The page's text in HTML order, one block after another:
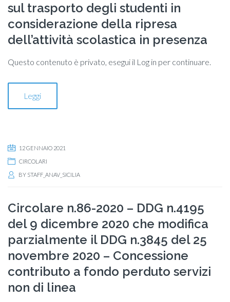
sul trasporto degli studenti in
considerazione della ripresa
dell’attività scolastica in presenza
Questo contenuto è privato, esegui il Log in per continuare.
Leggi
12 GENNAIO 2021
CIRCOLARI
BY STAFF_ANAV_SICILIA
Circolare n.86-2020 – DDG n.4195
del 9 dicembre 2020 che modifica
parzialmente il DDG n.3845 del 25
novembre 2020 – Concessione
contributo a fondo perduto servizi
non di linea